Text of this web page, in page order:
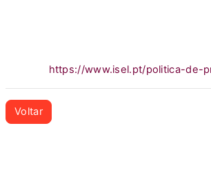
https://www.isel.pt/politica-de-
Voltar